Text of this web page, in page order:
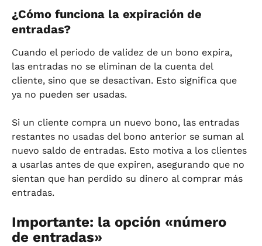
¿Cómo funciona la expiración de
entradas?
Cuando el periodo de validez de un bono expira,
las entradas no se eliminan de la cuenta del
cliente, sino que se desactivan. Esto significa que
ya no pueden ser usadas.
Si un cliente compra un nuevo bono, las entradas
restantes no usadas del bono anterior se suman al
nuevo saldo de entradas. Esto motiva a los clientes
a usarlas antes de que expiren, asegurando que no
sientan que han perdido su dinero al comprar más
entradas.
Importante: la opción «número
de entradas»